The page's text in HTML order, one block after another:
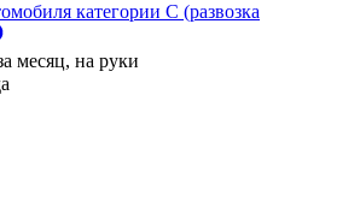
категории C (развозка
месяц, на руки